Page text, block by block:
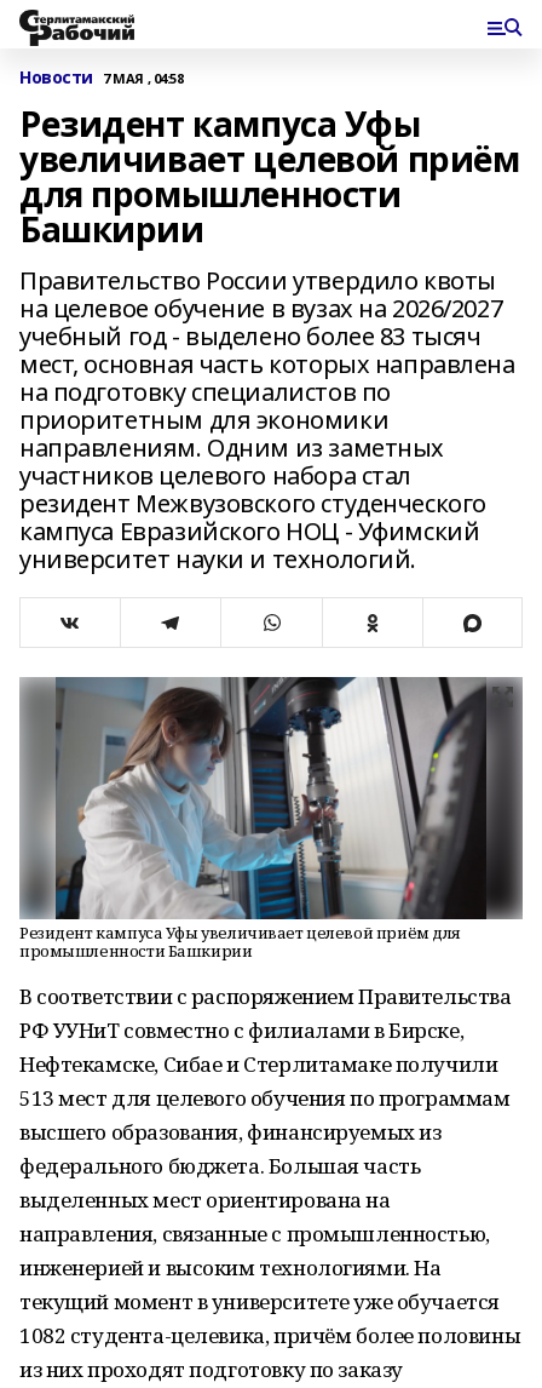
Новости 7 МАЯ , 04:58
Резидент кампуса Уфы
увеличивает целевой приём
для промышленности
Башкирии
Правительство России утвердило квоты
на целевое обучение в вузах на 2026/2027
учебный год - выделено более 83 тысяч
мест, основная часть которых направлена
на подготовку специалистов по
приоритетным для экономики
направлениям. Одним из заметных
участников целевого набора стал
резидент Межвузовского студенческого
кампуса Евразийского НОЦ - Уфимский
университет науки и технологий.
Резидент кампуса Уфы увеличивает целевой приём для
промышленности Башкирии
В соответствии с распоряжением Правительства
РФ УУНиТ совместно с филиалами в Бирске,
Нефтекамске, Сибае и Стерлитамаке получили
513 мест для целевого обучения по программам
высшего образования, финансируемых из
федерального бюджета. Большая часть
выделенных мест ориентирована на
направления, связанные с промышленностью,
инженерией и высоким технологиями. На
текущий момент в университете уже обучается
1082 студента-целевика, причём более половины
из них проходят подготовку по заказу